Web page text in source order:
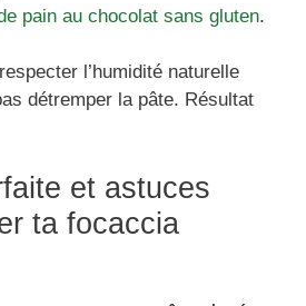
pain au chocolat sans gluten.
l’humidité naturelle
détremper la pâte. Résultat
et astuces
ta focaccia